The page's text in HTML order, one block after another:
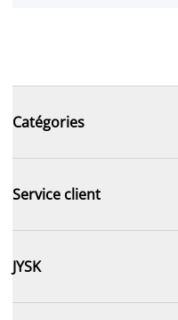
Catégories
Service client
JYSK